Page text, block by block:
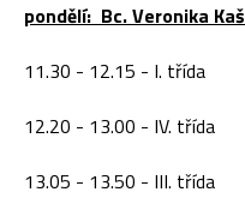
pondělí: Bc. Veronika
11.30 - 12.15 - I. třída
12.20 - 13.00 - IV. třída
13.05 - 13.50 - III. třída